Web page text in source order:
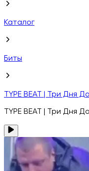
Каталог
Биты
TYPE BEAT | Три Дня
TYPE BEAT | Три Дня